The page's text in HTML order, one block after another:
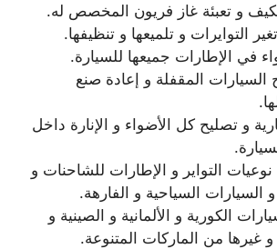
و تعبئة غاز فريون المخصص له.
التوايرات و تلميعها و تنظيفها.
في الإطارات جميعها للسيارة.
السيارات المقفلة و إعادة صنع
و تصليح كل الأضواء و الإنارة داخل
التواير و الإطارات للشاحنات و
السيارات السياحية و الفارهة.
الكورية و الألمانية و الصينية و
و غيرها من الماركات المتنوعة.